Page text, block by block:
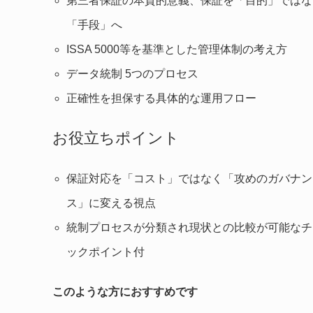
「手段」へ
ISSA 5000等を基準とした管理体制の考え方
データ統制 5つのプロセス
正確性を担保する具体的な運用フロー
お役立ちポイント
保証対応を「コスト」ではなく「攻めのガバナン
ス」に変える視点
統制プロセスが分類され現状との比較が可能な
ックポイント付
このような方におすすめです